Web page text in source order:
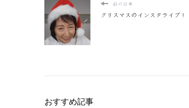
前の記事
クリスマスのインスタライブ！
おすすめ記事